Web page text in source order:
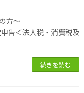
月納付の方～
＜法人税・消費税及
続きを読む